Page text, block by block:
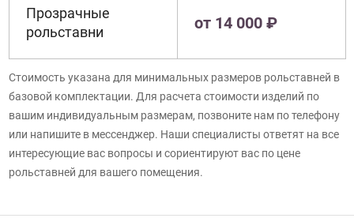
Прозрачные
рольставни
от 14 000 ₽
Стоимость указана для минимальных размеров рольставней в
базовой комплектации. Для расчета стоимости изделий по
вашим индивидуальным размерам, позвоните нам по телефону
или напишите в мессенджер. Наши специалисты ответят на все
интересующие вас вопросы и сориентируют вас по цене
рольставней для вашего помещения.